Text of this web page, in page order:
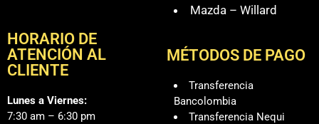
HORARIO DE
ATENCIÓN AL
CLIENTE
Lunes a Viernes:
7:30 am – 6:30 pm
Mazda – Willard
MÉTODOS DE PAGO
Transferencia
Bancolombia
Transferencia Nequi